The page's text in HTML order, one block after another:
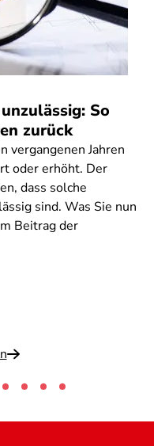
So
zurück
vergangenen Jahren
oder erhöht. Der
dass solche
sind. Was Sie nun
Beitrag der